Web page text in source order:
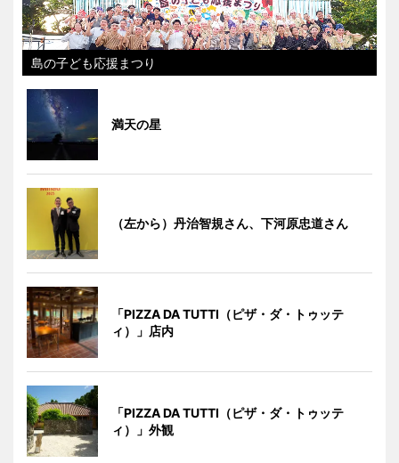
島の子ども応援まつり
満天の星
（左から）丹治智規さん、下河原忠道さん
「PIZZA DA TUTTI（ピザ・ダ・トゥッテ
ィ）」店内
「PIZZA DA TUTTI（ピザ・ダ・トゥッテ
ィ）」外観